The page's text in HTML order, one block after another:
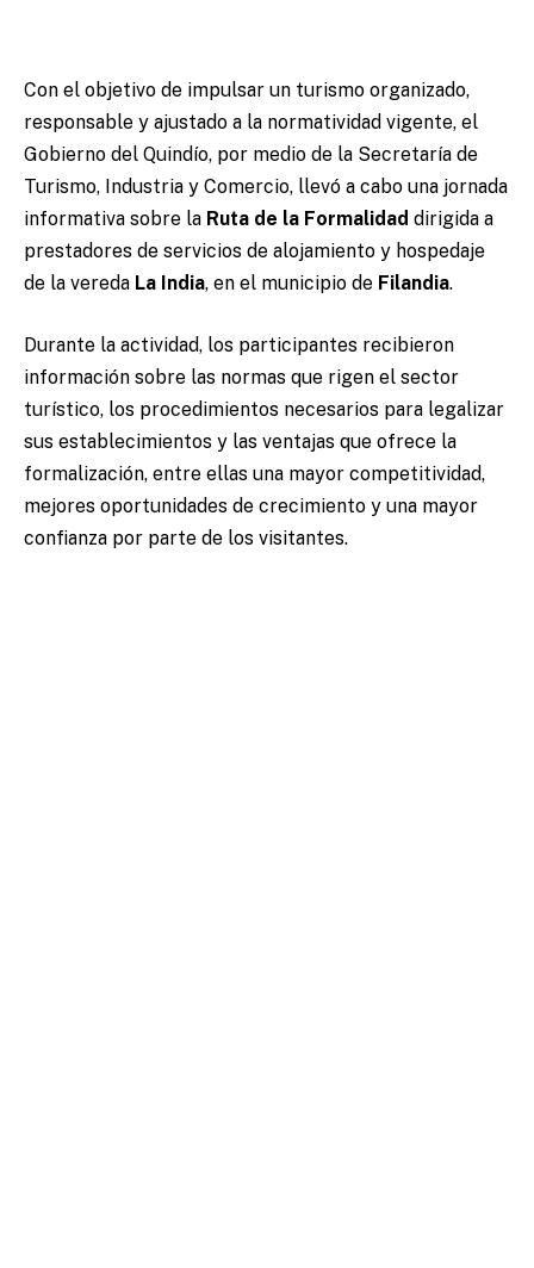
Con el objetivo de impulsar un turismo organizado,
responsable y ajustado a la normatividad vigente, el
Gobierno del Quindío, por medio de la Secretaría de
Turismo, Industria y Comercio, llevó a cabo una jornada
informativa sobre la Ruta de la Formalidad dirigida a
prestadores de servicios de alojamiento y hospedaje
de la vereda La India, en el municipio de Filandia.
Durante la actividad, los participantes recibieron
información sobre las normas que rigen el sector
turístico, los procedimientos necesarios para legalizar
sus establecimientos y las ventajas que ofrece la
formalización, entre ellas una mayor competitividad,
mejores oportunidades de crecimiento y una mayor
confianza por parte de los visitantes.